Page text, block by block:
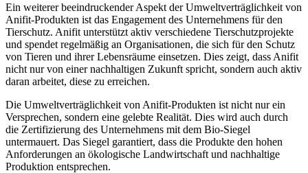
Ein‍ weiterer beeindruckender Aspekt der Umweltverträglichkeit‍ von
Anifit-Produkten ist das Engagement des⁢ Unternehmens für den
Tierschutz. Anifit ⁤unterstützt aktiv verschiedene Tierschutzprojekte
und spendet regelmäßig an Organisationen, die⁣ sich für⁤ den Schutz
‌von Tieren und ihrer Lebensräume⁢ einsetzen. Dies zeigt, dass Anifit
nicht nur von ​einer nachhaltigen ⁤Zukunft⁣ spricht, sondern auch aktiv‌
daran arbeitet, diese zu erreichen.
Die Umweltverträglichkeit von Anifit-Produkten ist nicht nur⁢ ein
‍Versprechen,​ sondern eine​ gelebte Realität. Dies wird auch durch⁤
die Zertifizierung‌ des Unternehmens mit‍ dem⁣ Bio-Siegel
untermauert. Das ‍Siegel garantiert, dass die Produkte den hohen
⁤Anforderungen an ökologische Landwirtschaft und ⁢nachhaltige
Produktion entsprechen.